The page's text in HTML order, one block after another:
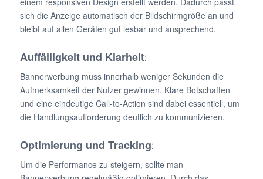
sich die Anzeige automatisch der Bildschirmgröße an und
bleibt auf allen Geräten gut lesbar und ansprechend.
Auffälligkeit und Klarheit:
Bannerwerbung muss innerhalb weniger Sekunden die
Aufmerksamkeit der Nutzer gewinnen. Klare Botschaften
und eine eindeutige Call-to-Action sind dabei essentiell, um
die Handlungsaufforderung deutlich zu kommunizieren.
Optimierung und Tracking:
Um die Performance zu steigern, sollte man